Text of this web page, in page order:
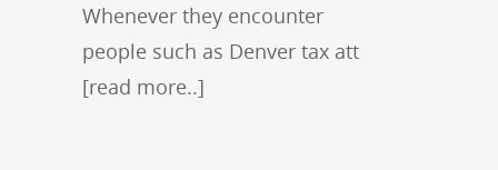
Whenever they encounter
people such as Denver tax att
[read more..]